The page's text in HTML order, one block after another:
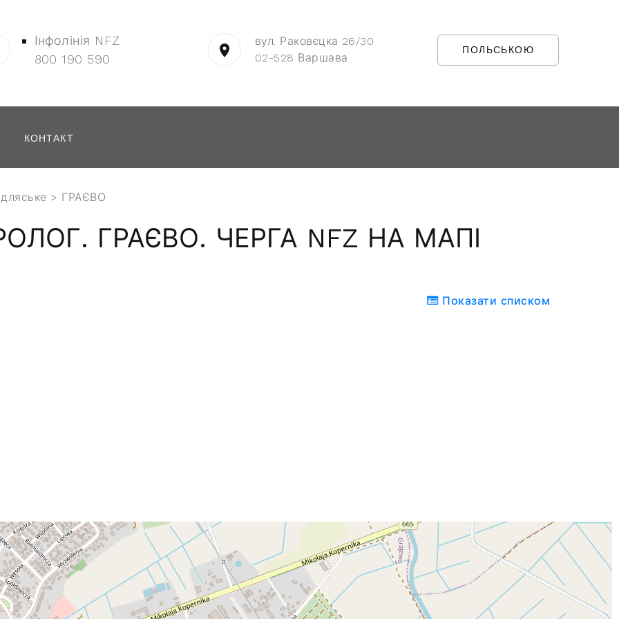
Інфолінія NFZ
800 190 590
вул. Раковєцка 26/30
02-528 Варшава
ПОЛЬСЬКОЮ
КОНТАКТ
> ГРАЄВО
ГРАЄВО. ЧЕРГА NFZ НА МАПІ
Показати списком